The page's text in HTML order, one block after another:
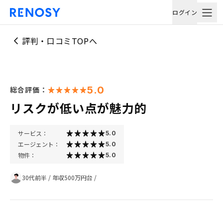
ログイン
評判・口コミTOPへ
総合評価： 5.0
リスクが低い点が魅力的
サービス： 5.0
エージェント： 5.0
物件： 5.0
30代前半 / 年収500万円台 /